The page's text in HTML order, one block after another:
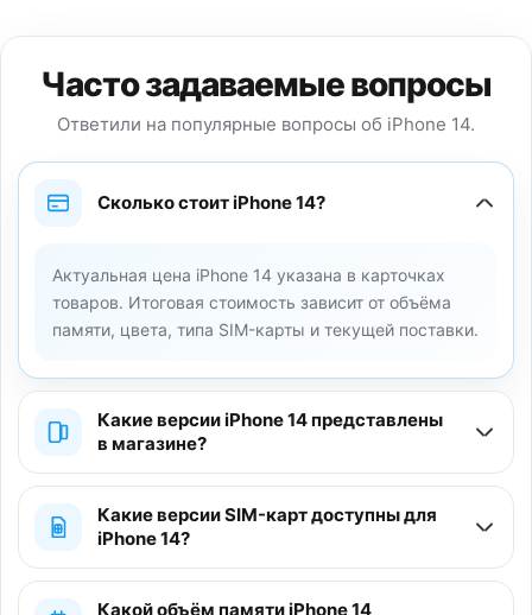
Часто задаваемые вопросы
Ответили на популярные вопросы об iPhone 14.
Сколько стоит iPhone 14?
Актуальная цена iPhone 14 указана в карточках
товаров. Итоговая стоимость зависит от объёма
памяти, цвета, типа SIM-карты и текущей поставки.
Какие версии iPhone 14 представлены
в магазине?
Какие версии SIM-карт доступны для
iPhone 14?
Какой объём памяти iPhone 14